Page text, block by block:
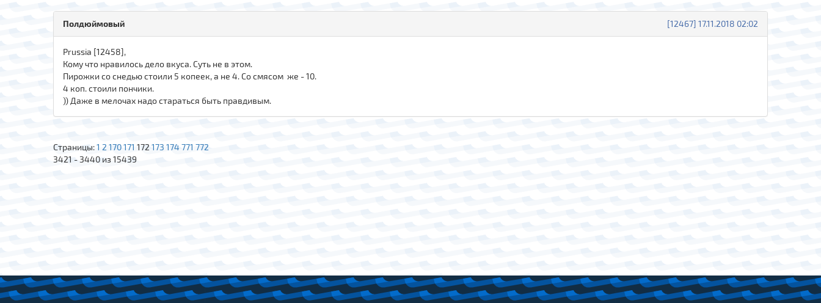
[12467] 17.11.2018 02:02
Полдюймовый
Prussia [12458],
Кому что нравилось дело вкуса. Суть не в этом.
Пирожки со снедью стоили 5 копеек, а не 4. Со смясом же - 10.
4 коп. стоили пончики.
)) Даже в мелочах надо стараться быть правдивым.
Страницы:1 2 170171 172 173 174 771 772
3421 - 3440 из 15439